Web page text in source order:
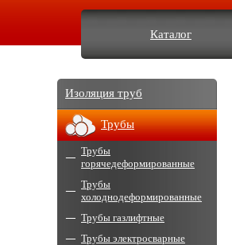
Каталог
Изоляция труб
Трубы
Трубы
горячедеформированные
Трубы
холоднодеформированные
Трубы газлифтные
Трубы электросварные